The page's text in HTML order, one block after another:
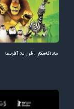
ماداگاسکار : فرار به آفریقا